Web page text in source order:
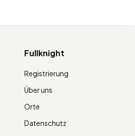
Fullknight
Registrierung
Über uns
Orte
Datenschutz